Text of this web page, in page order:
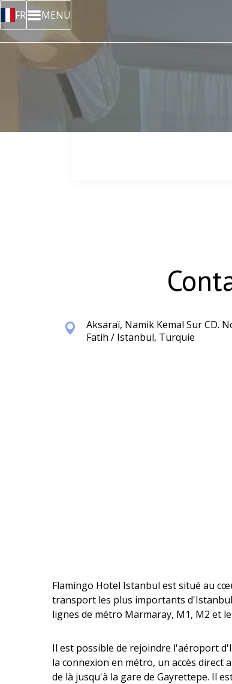
FR MENU
Aksaraï, Namik Kemal Sur CD.
Fatih / Istanbul, Turquie
Flamingo Hotel Istanbul est situé au
transport les plus importants
lignes de métro Marmaray, M1, M2 et
Il est possible de rejoindre l'aéroport
la connexion en métro, un accès
de là jusqu'à la gare de Gayrettepe. Il